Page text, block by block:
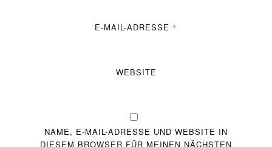
E-MAIL-ADRESSE *
WEBSITE
NAME, E-MAIL-ADRESSE UND WEBSITE IN
DIESEM BROWSER FÜR MEINEN NÄCHSTEN